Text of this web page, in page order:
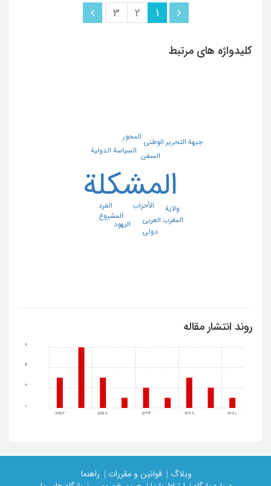
1
2
3
کلیدواژه های مرتبط
المشکلة
الأحزاب
السفن
السیاسة الدولیة
الفرد
المحور
المشروع
المغرب العربی الیهود
جبهة التحریر الوطنی
دولی
ولایة
روند انتشار مقاله
1356 1358 1364 1368 1380
0
2
4
6
وبلاگ | قوانین و مقررات |
راهنما